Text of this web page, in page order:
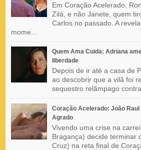
Em Coração Acelerado,
Zilá, e não Janete, quem
Carlos no passado. A
mome...
Quem Ama Cuida: Adriana
liberdade
Depois de ir até a casa de
ao descobrir que a vilã foi
sequestro relâmpago
Coração Acelerado: João
Agrado
Vivendo uma crise na
Bragança) decide terminar
Cruz) na reta final de